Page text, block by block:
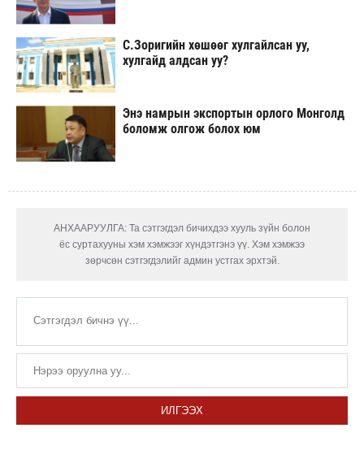
С.Зоригийн хөшөөг хулгайлсан уу,
хулгайд алдсан уу?
Энэ намрын экспортын орлого Монголд
боломж олгож болох юм
АНХААРУУЛГА: Та сэтгэгдэл бичихдээ хууль зүйн болон
ёс суртахууны хэм хэмжээг хүндэтгэнэ үү. Хэм хэмжээ
зөрчсөн сэтгэгдэлийг админ устгах эрхтэй.
ИЛГЭЭХ